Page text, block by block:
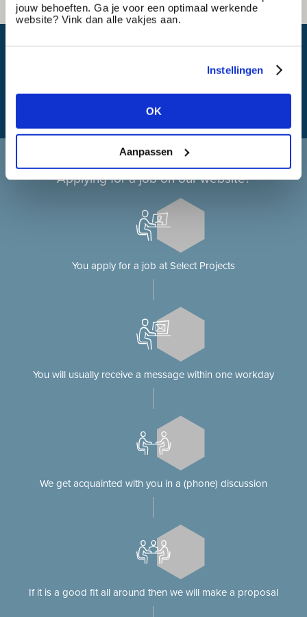
jouw behoeften. Ga je voor een optimaal werkende
website? Vink dan alle vakjes aan.
Instellingen
OK
Aanpassen
What is my travel time?
Applying at Select Projects
Applying for a job on our website?
You apply for a job at Select Projects
You will usually receive a message within one workday
We get acquainted with you in a (phone) discussion
If it is a good fit all around then we will make a proposal